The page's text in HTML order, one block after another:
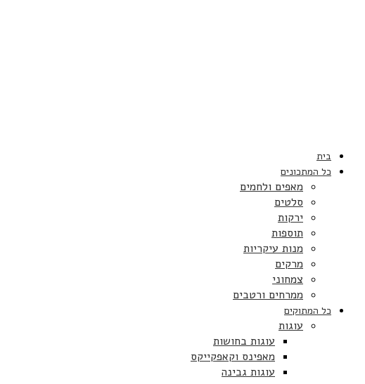
בית
כל המתכונים
מאפים ולחמים
סלטים
ירקות
תוספות
מנות עיקריות
מרקים
צמחוני
ממרחים ורטבים
כל המתוקים
עוגות
עוגות בחושות
מאפינס וקאפקייקס
עוגות גבינה